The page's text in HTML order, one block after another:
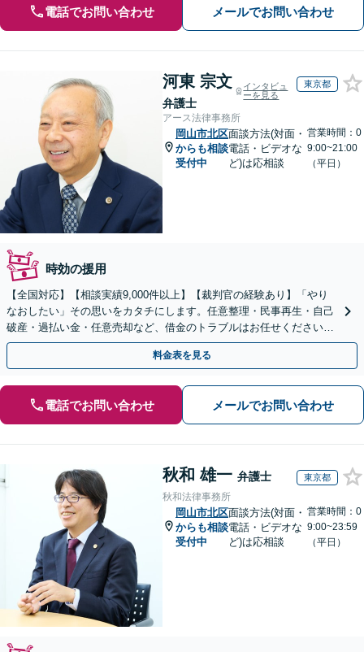
電話でお問い合わせ メールでお問い合わせ
河東 宗文
弁護士
インタビュ
ーを見る
東京都
アース法律事務所
岡山市北区
からも相談
受付中
面談方法(対面・
電話・ビデオな
ど)は応相談
営業時間：0
9:00~21:00
（平日）
時効の援用
【全国対応】【相談実績9,000件以上】【裁判官の経験あり】「やり
なおしたい」その思いをカタチにします。任意整理・民事再生・自己
破産・過払い金・任意売却など、借金のトラブルはお任せください。
【初回相談無料】【全国対応可能】
料金表を見る
電話でお問い合わせ メールでお問い合わせ
秋和 雄一 弁護士 東京都
秋和法律事務所
岡山市北区
からも相談
受付中
面談方法(対面・
電話・ビデオな
ど)は応相談
営業時間：0
9:00~23:59
（平日）